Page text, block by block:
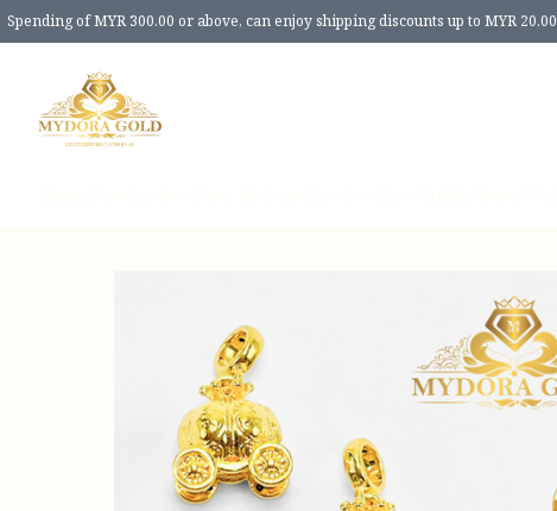
Spending of MYR 300.00 or above, can enjoy shipping discounts up to MYR 20.00